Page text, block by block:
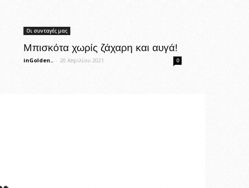
Οι συνταγές μας
Μπισκότα χωρίς ζάχαρη και αυγά!
inGolden.. - 20 Απριλίου 2021 0